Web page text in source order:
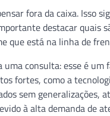
fora da caixa. Isso
destacar quais
que está na linha de
consulta: esse é um
fortes, como a
sem generalizações,
à alta demanda de